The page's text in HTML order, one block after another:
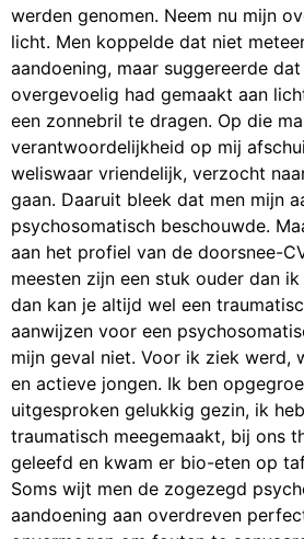
werden genomen. Neem nu mijn
licht. Men koppelde dat niet
aandoening, maar suggereerde
overgevoelig had gemaakt aan
een zonnebril te dragen. Op die
verantwoordelijkheid op mij
weliswaar vriendelijk, verzocht
gaan. Daaruit bleek dat men mijn
psychosomatisch beschouwde.
aan het profiel van de doorsnee-
meesten zijn een stuk ouder dan
dan kan je altijd wel een
aanwijzen voor een
mijn geval niet. Voor ik ziek werd,
en actieve jongen. Ik ben
uitgesproken gelukkig gezin, ik
traumatisch meegemaakt, bij ons
geleefd en kwam er bio-eten op
Soms wijt men de zogezegd
aandoening aan overdreven